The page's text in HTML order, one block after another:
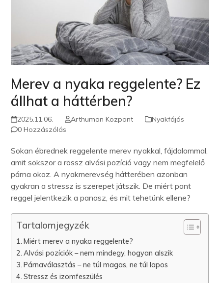
Merev a nyaka reggelente? Ez
állhat a háttérben?
2025.11.06. Arthuman Központ
Nyakfájás
0 Hozzászólás
Sokan ébrednek reggelente merev nyakkal, fájdalommal,
amit sokszor a rossz alvási pozíció vagy nem megfelelő
párna okoz. Anyakmerevség hátterében azonban
gyakran a stressz is szerepet játszik. De miért pont
reggel jelentkezik a panasz, és mit tehetünk ellene?
Tartalomjegyzék
Miért merev a nyaka reggelente?
Alvási pozíciók – nem mindegy, hogyan alszik
Párnaválasztás – ne túl magas, ne túl lapos
Stressz és izomfeszülés